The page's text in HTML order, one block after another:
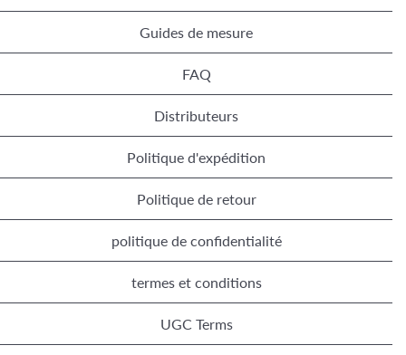
Guides de mesure
FAQ
Distributeurs
Politique d'expédition
Politique de retour
politique de confidentialité
termes et conditions
UGC Terms